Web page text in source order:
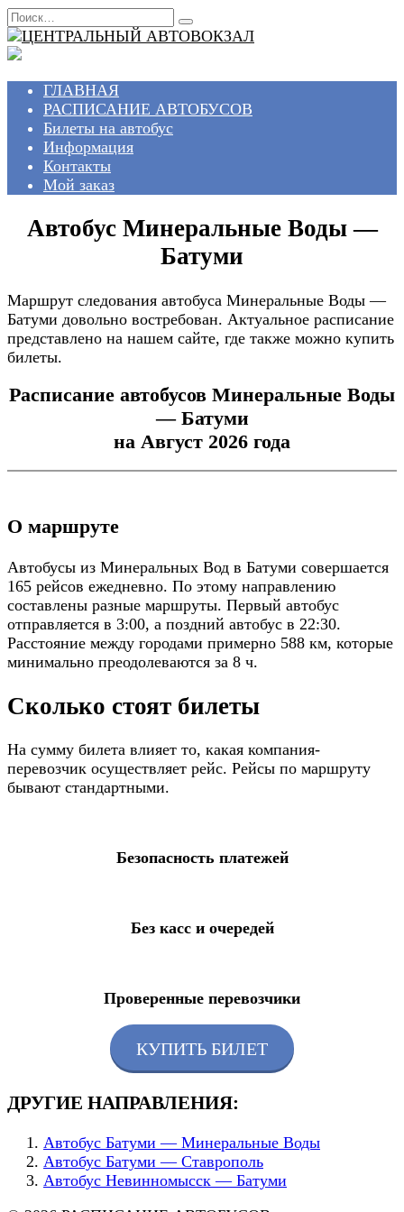
Перейти
к
содержанию
Search
for:
ГЛАВНАЯ
РАСПИСАНИЕ АВТОБУСОВ
Билеты на автобус
Информация
Контакты
Мой заказ
Автобус Минеральные Воды —
Батуми
Маршрут следования автобуса Минеральные Воды —
Батуми довольно востребован. Актуальное расписание
представлено на нашем сайте, где также можно купить
билеты.
Расписание автобусов Минеральные Воды
— Батуми
на Август 2026 года
О маршруте
Автобусы из Минеральных Вод в Батуми совершается
165 рейсов ежедневно. По этому направлению
составлены разные маршруты. Первый автобус
отправляется в 3:00, а поздний автобус в 22:30.
Расстояние между городами примерно 588 км, которые
минимально преодолеваются за 8 ч.
Сколько стоят билеты
На сумму билета влияет то, какая компания-
перевозчик осуществляет рейс. Рейсы по маршруту
бывают стандартными.
Безопасность платежей
Без касс и очередей
Проверенные перевозчики
КУПИТЬ БИЛЕТ
ДРУГИЕ НАПРАВЛЕНИЯ:
Автобус Батуми — Минеральные Воды
Автобус Батуми — Ставрополь
Автобус Невинномысск — Батуми